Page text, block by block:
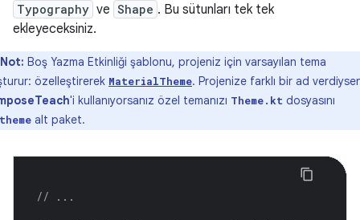
Typography ve Shape . Bu sütunları tek tek
ekleyeceksiniz.
Not: Boş Yazma Etkinliği şablonu, projeniz için varsayılan tema
özelleştirerek MaterialTheme. Projenize farklı bir ad
'i kullanıyorsanız özel temanızı Theme.kt dosyasını
alt paket.
// ...